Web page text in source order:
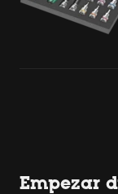
Empezar